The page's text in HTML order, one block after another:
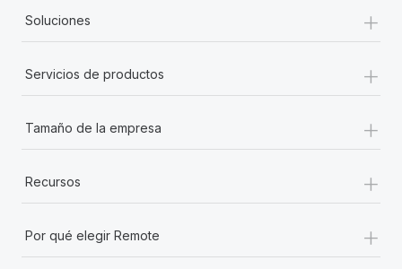
Soluciones +
Servicios de productos +
Tamaño de la empresa +
Recursos +
Por qué elegir Remote +